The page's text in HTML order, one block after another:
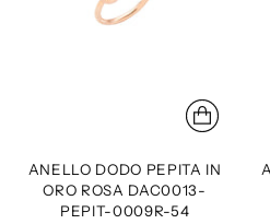
ANELLO DODO PEPITA IN
ORO ROSA DAC0013-
PEPIT-0009R-54